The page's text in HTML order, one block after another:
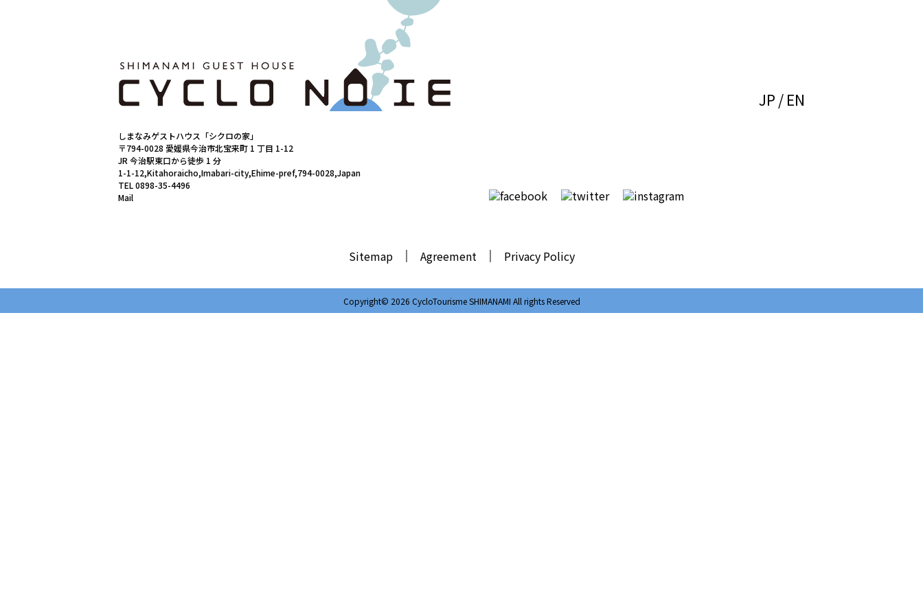
JP EN
しまなみゲストハウス「シクロの家」
〒794-0028 愛媛県今治市北宝来町 1 丁目 1-12
JR 今治駅東口から徒歩 1 分
1-1-12,Kitahoraicho,Imabari-city,Ehime-pref,794-0028,Japan
TEL 0898-35-4496
Mail
Sitemap Agreement Privacy Policy
Copyright© 2026 CycloTourisme SHIMANAMI All rights Reserved